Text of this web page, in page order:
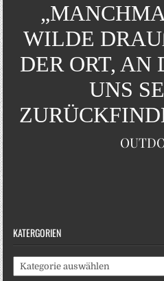
WILDE
DER ORT, AN
UNS
KATERGORIEN
Katergorien